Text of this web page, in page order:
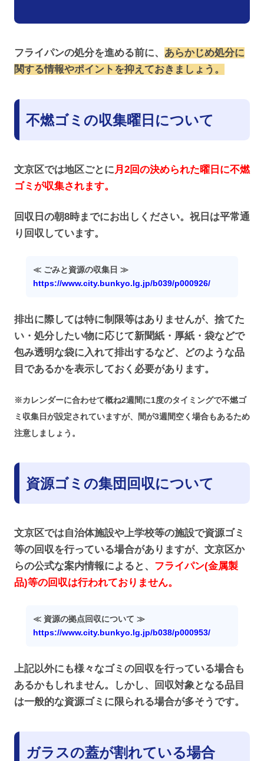
フライパンの処分を進める前に、 あらかじめ処分に
関する情報やポイントを抑えておきましょう。
不燃ゴミ の収集曜日について
文京区では地区ごとに月2回の決められた曜日に不燃
ゴミが収集されます。
回収日の朝8時までにお出しください。祝日は平常通
り回収しています。
≪ ごみと資源の収集日 ≫
https://www.city.bunkyo.lg.jp/b039/p000926/
排出に際しては特に制限等はありませんが、捨てた
い・処分したい物に応じて新聞紙・厚紙・袋などで
包み透明な袋に入れて排出するなど、どのような品
目であるかを表示しておく必要があります。
※カレンダーに合わせて概ね2週間に1度のタイミングで不燃ゴ
ミ収集日が設定されていますが、間が3週間空く場合もあるため
注意しましょう。
資源ゴミの集団回収について
文京区では自治体施設や上学校等の施設で資源ゴミ
等の回収を行っている場合がありますが、文京区か
らの公式な案内情報によると、 フライパン(金属製
品)等の回収は行われておりません。
≪ 資源の拠点回収について ≫
https://www.city.bunkyo.lg.jp/b038/p000953/
上記以外にも様々なゴミの回収を行っている場合も
あるかもしれません。しかし、回収対象となる品目
は一般的な資源ゴミに限られる場合が多そうです。
ガラスの蓋が割れている場合